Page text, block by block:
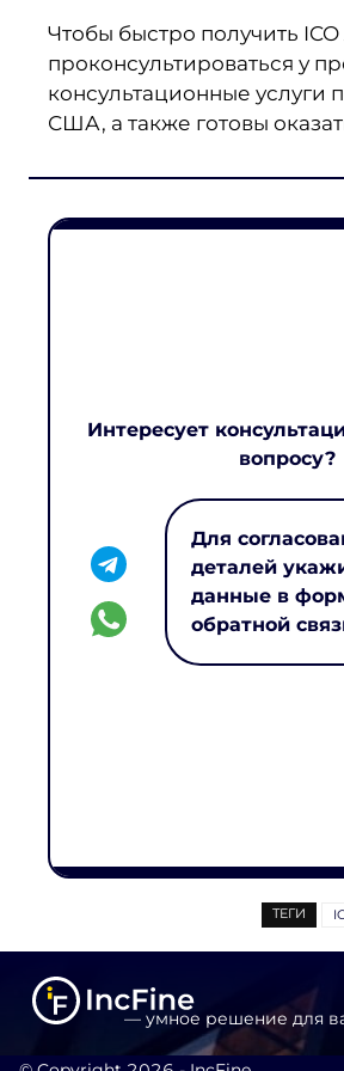
Чтобы быстро получить
проконсультироваться у
консультационные услуги
США, а также готовы
Интересует
вопросу?
Для
деталей
данные в
обратной
ТЕГИ
— умное решение для